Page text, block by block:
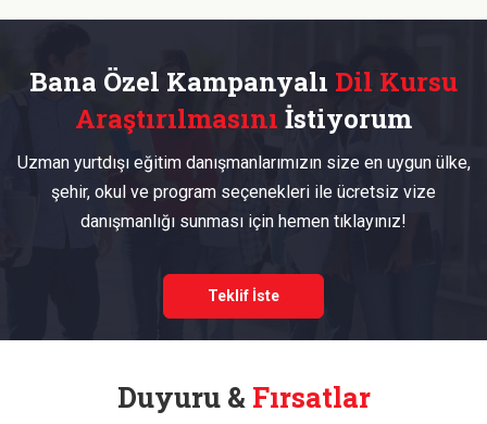
Bana Özel Kampanyalı Dil Kursu
Araştırılmasını İstiyorum
Uzman yurtdışı eğitim danışmanlarımızın size en uygun ülke,
şehir, okul ve program seçenekleri ile ücretsiz vize
danışmanlığı sunması için hemen tıklayınız!
Teklif İste
Duyuru & Fırsatlar